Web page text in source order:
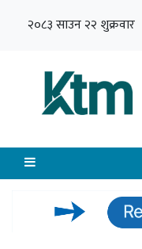
२०८३ साउन २२ शुक्रवार